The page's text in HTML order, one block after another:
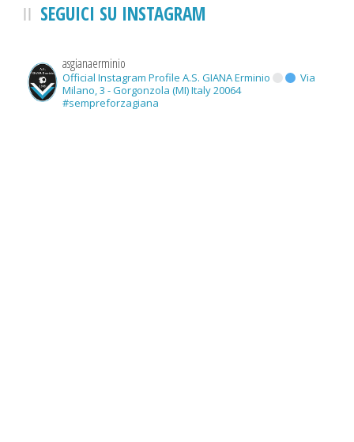
SEGUICI SU INSTAGRAM
asgianaerminio
Official Instagram Profile A.S. GIANA Erminio
Via
Milano, 3 - Gorgonzola (MI) Italy 20064
#sempreforzagiana